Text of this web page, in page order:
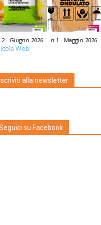
- Giugno 2026 n.1 - Maggio 2026
Web
alla newsletter
su Facebook